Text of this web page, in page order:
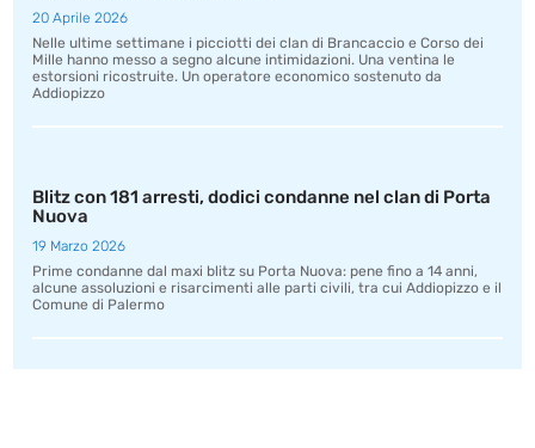
20 Aprile 2026
Nelle ultime settimane i picciotti dei clan di Brancaccio e Corso dei
Mille hanno messo a segno alcune intimidazioni. Una ventina le
estorsioni ricostruite. Un operatore economico sostenuto da
Addiopizzo
Blitz con 181 arresti, dodici condanne nel clan di Porta
Nuova
19 Marzo 2026
Prime condanne dal maxi blitz su Porta Nuova: pene fino a 14 anni,
alcune assoluzioni e risarcimenti alle parti civili, tra cui Addiopizzo e il
Comune di Palermo